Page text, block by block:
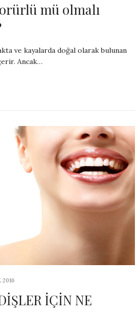
mü olmalı
ve kayalarda doğal olarak bulunan
Ancak…
2016
İÇİN NE